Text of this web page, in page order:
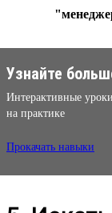
Узнайте
Интерактивные
на практике
Прокачать навыки